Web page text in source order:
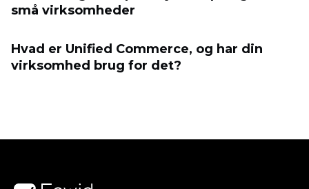
små virksomheder
Hvad er Unified Commerce, og har din
virksomhed brug for det?